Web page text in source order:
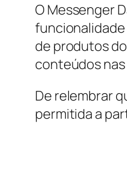
O Messenger
funcionalidade
de produtos
conteúdos
De relembrar
permitida a